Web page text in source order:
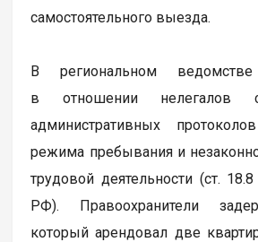
самостоятельного выезда.
В региональном
в отношении нелегалов
административных
режима пребывания и
трудовой деятельности (ст.
РФ). Правоохранители
который арендовал две